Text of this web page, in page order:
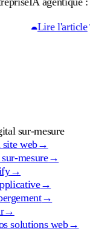
l'article
sur-mesure
site web→
mesure→
→
→
→
→
solutions web→